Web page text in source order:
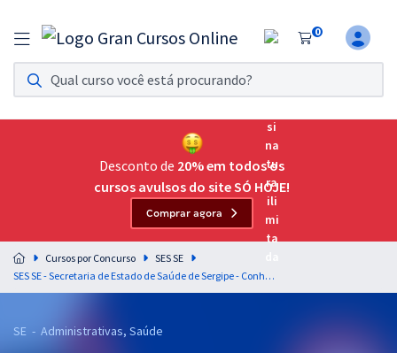
0
Assinatura Ilimitada 11
Acesso a todos os cursos. Teste grátis por 7 dias!
Assinatura OAB Até Passar
Acesso ilimitado a toda preparação para o Exame da
Residências Multiprofissionais
Preparação completa e intensiva para as principais
residências em saúde do Brasil
Desconto de 20% em todos os
cursos avulsos do site SÓ HOJE!
Comprar agora
Cursos por Concurso
SES SE
SES SE - Secretaria de Estado de Saúde de Sergipe - Conhecimentos Específicos para o Cargo de Assistente Social
SE - Administrativas, Saúde